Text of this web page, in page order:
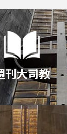
刊大司教